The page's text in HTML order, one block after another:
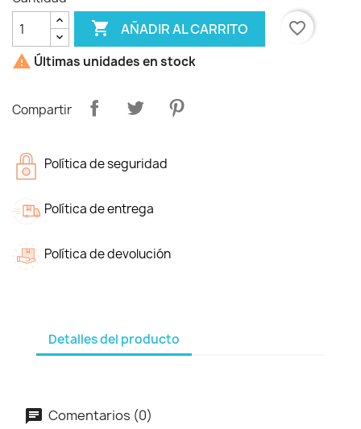
 AÑADIR AL CARRITO
favorite_border
 Últimas unidades en stock
Compartir
Política de seguridad
Política de entrega
Política de devolución
Detalles del producto
Comentarios (0)